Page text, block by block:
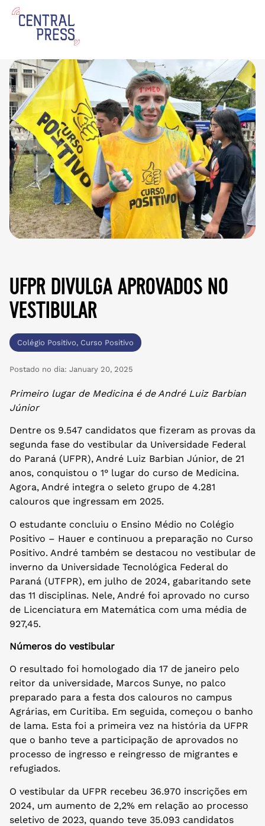
ufpr divulga aprovados no
vestibular
Colégio Positivo, Curso Positivo
Postado no dia: January 20, 2025
Primeiro lugar de Medicina é de André Luiz Barbian
Júnior
Dentre os 9.547 candidatos que fizeram as provas da
segunda fase do vestibular da Universidade Federal
do Paraná (UFPR), André Luiz Barbian Júnior, de 21
anos, conquistou o 1° lugar do curso de Medicina.
Agora, André integra o seleto grupo de 4.281
calouros que ingressam em 2025.
O estudante concluiu o Ensino Médio no Colégio
Positivo – Hauer e continuou a preparação no Curso
Positivo. André também se destacou no vestibular de
inverno da Universidade Tecnológica Federal do
Paraná (UTFPR), em julho de 2024, gabaritando sete
das 11 disciplinas. Nele, André foi aprovado no curso
de Licenciatura em Matemática com uma média de
927,45.
Números do vestibular
O resultado foi homologado dia 17 de janeiro pelo
reitor da universidade, Marcos Sunye, no palco
preparado para a festa dos calouros no campus
Agrárias, em Curitiba. Em seguida, começou o banho
de lama. Esta foi a primeira vez na história da UFPR
que o banho teve a participação de aprovados no
processo de ingresso e reingresso de migrantes e
refugiados.
O vestibular da UFPR recebeu 36.970 inscrições em
2024, um aumento de 2,2% em relação ao processo
seletivo de 2023, quando teve 35.093 candidatos